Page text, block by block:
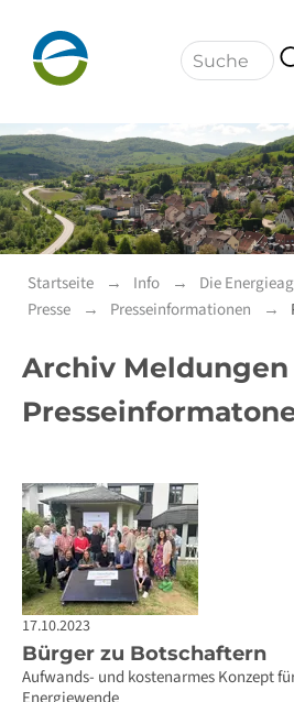
Navigation
Startseite Info
Die
Presse
Presseinformationen
Archiv Meldungen
17.10.2023
Bürger zu Botschaftern
Aufwands- und kostenarmes Konzept